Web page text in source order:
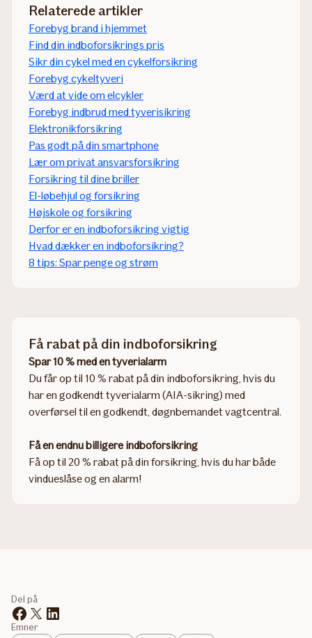
Relaterede artikler
Forebyg brand i hjemmet
Find din indboforsikrings pris
Sikr din cykel med en cykelforsikring
Forebyg cykeltyveri
Værd at vide om elcykler
Forebyg indbrud med tyverisikring
Elektronikforsikring
Pas godt på din smartphone
Lær om privat ansvarsforsikring
Forsikring til dine briller
El-løbehjul og forsikring
Højskole og forsikring
Derfor er en indboforsikring vigtig
Hvad dækker en indboforsikring?
8 tips: Spar penge og strøm
Få rabat på din indboforsikring
Spar 10 % med en tyverialarm
Du får op til 10 % rabat på din indboforsikring, hvis du
har en godkendt tyverialarm (AIA-sikring) med
overførsel til en godkendt, døgnbemandet vagtcentral.
Få en endnu billigere indboforsikring
Få op til 20 % rabat på din forsikring, hvis du har både
vindueslåse og en alarm!
Del på
Emner